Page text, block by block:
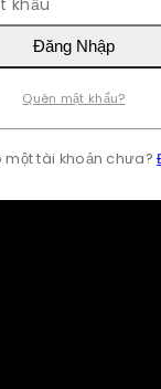
Đăng Nhập
Quên mật khẩu?
một tài khoản chưa?